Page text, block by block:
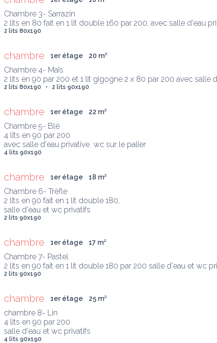
Chambre 3- Sarrazin
2 lits en 80 fait en 1 lit double 160 par 200, avec salle d'eau
2 lits 80x190
chambre 1er étage 20 m²
Chambre 4- Maïs
2 lits en 90 par 200 et 1 lit gigogne 2 x 80 par 200 avec salle
2 lits 80x190   •   2 lits 90x190
chambre 1er étage 22 m²
Chambre 5- Blé
4 lits en 90 par 200
avec salle d'eau privative  wc sur le palier
4 lits 90x190
chambre 1er étage 18 m²
Chambre 6- Trèfle
2 lits en 90 fait en 1 lit double 180,
salle d'eau et wc privatifs
2 lits 90x190
chambre 1er étage 17 m²
Chambre 7- Pastel
2 lits en 90 fait en 1 lit double 180 par 200 salle d'eau et wc
2 lits 90x190
chambre 1er étage 25 m²
chambre 8- Lin
4 lits en 90 par 200
salle d'eau et wc privatifs
4 lits 90x190